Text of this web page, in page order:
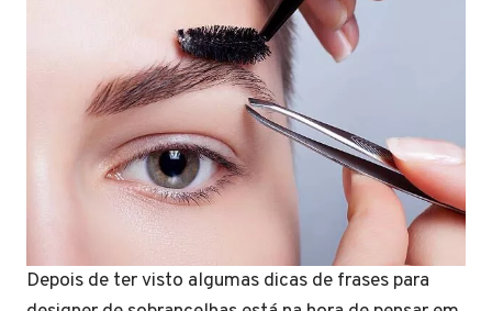
Depois de ter visto algumas dicas de frases para